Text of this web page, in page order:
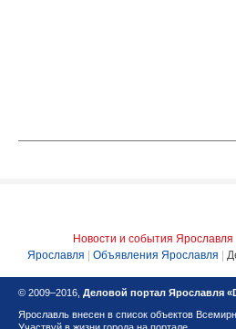
Новости и события Ярославля
Ярославля
Объявления Ярославля
© 2009–2016, Деловой портал Ярославля
Ярославль внесен в список объектов